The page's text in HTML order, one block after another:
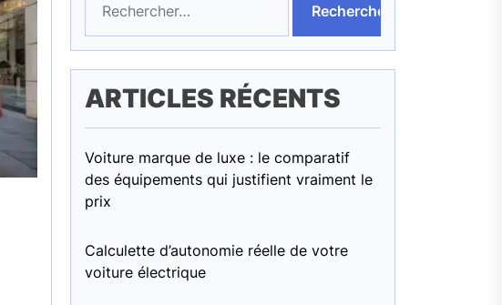
ARTICLES RÉCENTS
Voiture marque de luxe : le comparatif
des équipements qui justifient vraiment le
prix
Calculette d’autonomie réelle de votre
voiture électrique